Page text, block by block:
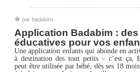
par badabim
Application Badabim :
éducatives pour vos
Une application enfants qui abonde en
à destination des tout petits – c’est ça,
peut être utilisée par bébé, dès ses 18